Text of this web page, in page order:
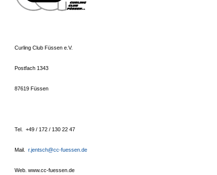
Curling Club Füssen e.V.
Postfach 1343
87619 Füssen
Tel. +49 / 172 / 130 22 47
Mail. r.jentsch@cc-fuessen.de
Web. www.cc-fuessen.de